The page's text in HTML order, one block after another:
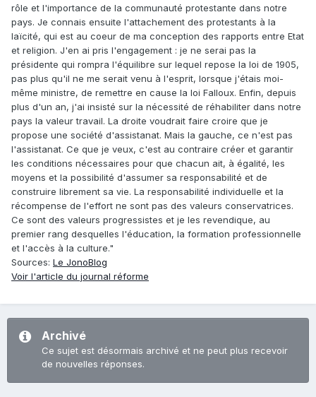
rôle et l'importance de la communauté protestante dans notre
pays. Je connais ensuite l'attachement des protestants à la
laïcité, qui est au coeur de ma conception des rapports entre Etat
et religion. J'en ai pris l'engagement : je ne serai pas la
présidente qui rompra l'équilibre sur lequel repose la loi de 1905,
pas plus qu'il ne me serait venu à l'esprit, lorsque j'étais moi-
même ministre, de remettre en cause la loi Falloux. Enfin, depuis
plus d'un an, j'ai insisté sur la nécessité de réhabiliter dans notre
pays la valeur travail. La droite voudrait faire croire que je
propose une société d'assistanat. Mais la gauche, ce n'est pas
l'assistanat. Ce que je veux, c'est au contraire créer et garantir
les conditions nécessaires pour que chacun ait, à égalité, les
moyens et la possibilité d'assumer sa responsabilité et de
construire librement sa vie. La responsabilité individuelle et la
récompense de l'effort ne sont pas des valeurs conservatrices.
Ce sont des valeurs progressistes et je les revendique, au
premier rang desquelles l'éducation, la formation professionnelle
et l'accès à la culture."
Sources: Le JonoBlog
Voir l'article du journal réforme
Archivé
Ce sujet est désormais archivé et ne peut plus recevoir
de nouvelles réponses.